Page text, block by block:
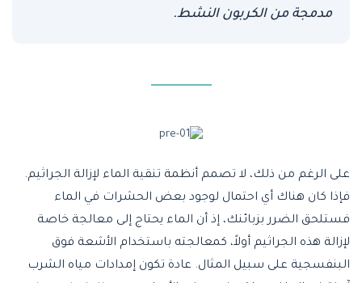
مدمجة من الكربون النشط.
على الرغم من ذلك، لا تصمم أنظمة تنقية الماء لإزالة الجراثيم.
فإذا كان هناك أي احتمال لوجود بعض الحشرات في الماء
فستلحق الضرر بزبائنك، إذ أن الماء يحتاج إلى معالجة خاصة
لإزالة هذه الجراثيم أولاً، كمعالجته باستخدام الأشعة فوق
البنفسجية على سبيل المثال. عادة تكون إمدادات مياه الشرب